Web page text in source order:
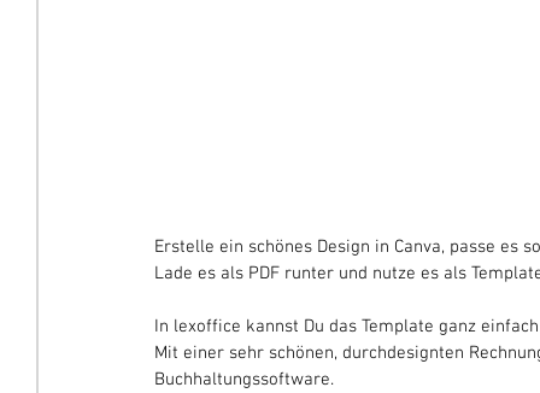
Erstelle ein schönes Design in Canva, passe es
Lade es als PDF runter und nutze es als
In lexoffice kannst Du das Template ganz
Mit einer sehr schönen, durchdesignten
Buchhaltungssoftware.